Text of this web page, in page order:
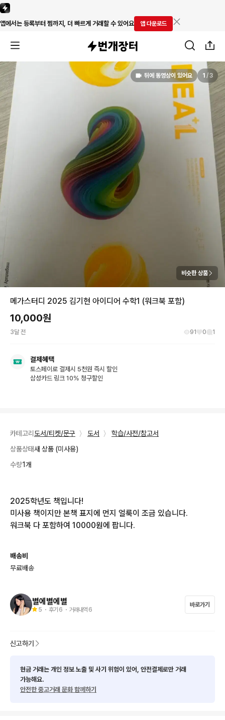
앱에서는 등록부터 찜까지, 더 빠르게 거래할 수 있어요 앱 다운로드
뒤에 동영상이 있어요 1 /3
비슷한 상품
메가스터디 2025 김기현 아이디어 수학1 (워크북 포함)
10,000원
3달 전 91 0 1
결제혜택
토스페이로 결제시 5천원 즉시 할인
삼성카드 링크 10% 청구할인
카테고리 도서/티켓/문구 〉 도서 〉
학습/사전/참고서
상품상태새 상품 (미사용)
수량1개
2025학년도 책입니다!
미사용 책이지만 본책 표지에 먼지 얼룩이 조금 있습니다.
워크북 다 포함하여 10000원에 팝니다.
배송비
무료배송
별에별에별
5 ・ 후기 6 ・ 거래내역 6
바로가기
신고하기
현금 거래는 개인 정보 노출 및 사기 위험이 있어, 안전결제로만 거래
가능해요.
안전한 중고거래 문화 함께하기